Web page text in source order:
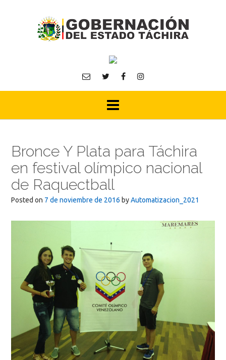
Bronce Y Plata para Táchira
en festival olímpico nacional
de Raquectball
Posted on 7 de noviembre de 2016 byAutomatizacion_2021